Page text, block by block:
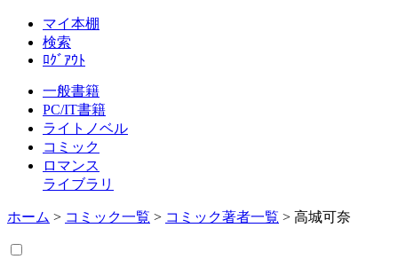
マイ本棚
検索
ﾛｸﾞｱｳﾄ
一般書籍
PC/IT書籍
ライトノベル
コミック
ロマンス
ライブラリ
ホーム > コミック一覧 > コミック著者一覧 > 高城可奈